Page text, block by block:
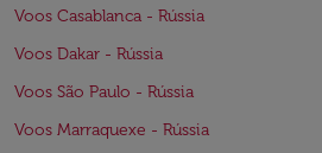
Voos Casablanca - Rússia
Voos Dakar - Rússia
Voos São Paulo - Rússia
Voos Marraquexe - Rússia